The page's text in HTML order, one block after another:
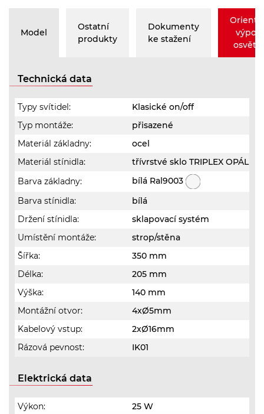
Model
Ostatní
produkty
Dokumenty
ke stažení
Technická data
Typy svítidel:
Klasické on/off
Typ montáže:
přisazené
Materiál základny:
ocel
Materiál stínidla:
třívrstvé sklo TRIPLEX OPÁL
Barva základny:
bílá Ral9003
Barva stínidla:
bílá
Držení stínidla:
sklapovací systém
Umístění montáže:
strop/stěna
Šířka:
350 mm
Délka:
205 mm
Výška:
140 mm
Montážní otvor:
4xØ5mm
Kabelový vstup:
2xØ16mm
Rázová pevnost:
IK01
Elektrická data
Výkon:
25 W